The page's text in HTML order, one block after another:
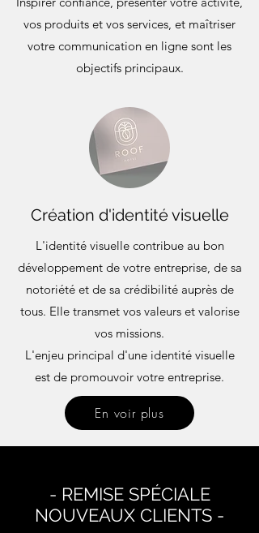
vos produits et vos services, et maîtriser
votre communication en ligne sont les
objectifs principaux.
Création d'identité visuelle
L'identité visuelle contribue au bon
développement de votre entreprise, de sa
notoriété et de sa crédibilité auprès de
tous. Elle transmet vos valeurs et valorise
vos missions.
L'enjeu principal d'une identité visuelle
est de promouvoir votre entreprise.
En voir plus
- REMISE SPÉCIALE
NOUVEAUX CLIENTS -